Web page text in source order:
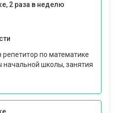
2 раза в неделю
по математике
школы, занятия